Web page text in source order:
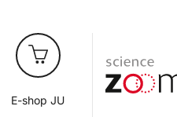
E-shop JU